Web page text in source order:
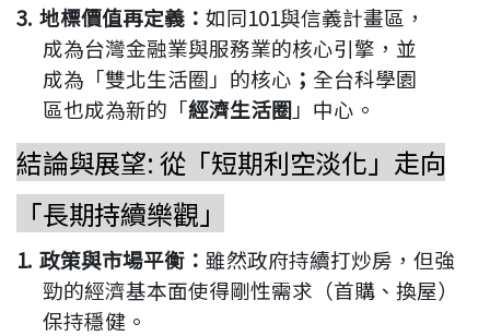
3. 地標價值再定義 ： 如同101與信義計畫區，
成為台灣金融業與服務業的核心引擎，並
成為「雙北生活圈」的核心 ； 全台科學園
區也成為新的「經濟生活圈」中心 。
結論與展望: 從「短期利空淡化」走向
「長期持續樂觀」
1. 政策與市場平衡： 雖然政府持續打炒房，但強
勁的經濟基本面使得剛性需求（首購、換屋）
保持穩健。